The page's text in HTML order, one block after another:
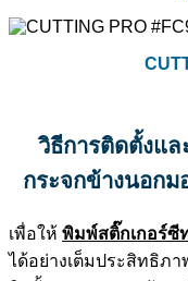
วิธีการติดตั้งแ
กระจกข้างนอกม
เพื่อให้ พิมพ์สติ๊กเกอร์ซี
ได้อย่างเต็มประสิทธิภ